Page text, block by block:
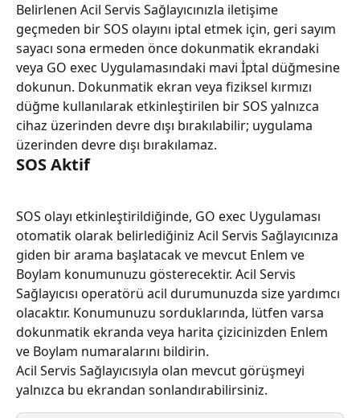
Belirlenen Acil Servis Sağlayıcınızla iletişime
geçmeden bir SOS olayını iptal etmek için, geri sayım
sayacı sona ermeden önce dokunmatik ekrandaki
veya GO exec Uygulamasındaki mavi İptal düğmesine
dokunun. Dokunmatik ekran veya fiziksel kırmızı
düğme kullanılarak etkinleştirilen bir SOS yalnızca
cihaz üzerinden devre dışı bırakılabilir; uygulama
üzerinden devre dışı bırakılamaz.
SOS Aktif
SOS olayı etkinleştirildiğinde, GO exec Uygulaması
otomatik olarak belirlediğiniz Acil Servis Sağlayıcınıza
giden bir arama başlatacak ve mevcut Enlem ve
Boylam konumunuzu gösterecektir. Acil Servis
Sağlayıcısı operatörü acil durumunuzda size yardımcı
olacaktır. Konumunuzu sorduklarında, lütfen varsa
dokunmatik ekranda veya harita çizicinizden Enlem
ve Boylam numaralarını bildirin.
Acil Servis Sağlayıcısıyla olan mevcut görüşmeyi
yalnızca bu ekrandan sonlandırabilirsiniz.